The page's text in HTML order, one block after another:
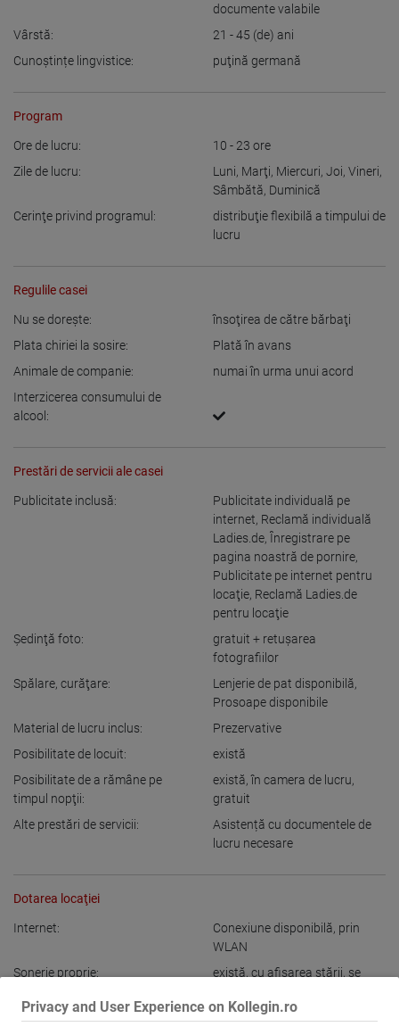
Privacy and User Experience on Kollegin.ro
documente valabile
Vârstă:
21 - 45 (de) ani
Cunoștințe lingvistice:
puţină germană
Program
Ore de lucru: 10 - 23 ore
Zile de lucru:
Luni, Marţi, Miercuri, Joi, Vineri,
Sâmbătă, Duminică
Cerinţe privind programul:
distribuţie flexibilă a timpului de
lucru
Regulile casei
Nu se doreşte:
însoţirea de către bărbaţi
Plata chiriei la sosire:
Plată în avans
Animale de companie:
numai în urma unui acord
Interzicerea consumului de
alcool:
Prestări de servicii ale casei
Publicitate inclusă:
Publicitate individuală pe
internet, Reclamă individuală
Ladies.de, Înregistrare pe
pagina noastră de pornire,
Publicitate pe internet pentru
locaţie, Reclamă Ladies.de
pentru locaţie
Şedinţă foto:
gratuit + retuşarea
fotografiilor
Spălare, curăţare:
Lenjerie de pat disponibilă,
Prosoape disponibile
Material de lucru inclus:
Prezervative
Posibilitate de locuit:
există
Posibilitate de a rămâne pe
timpul nopţii:
există,în camera de lucru,
gratuit
Alte prestări de servicii:
Asistență cu documentele de
lucru necesare
Dotarea locaţiei
Internet: Conexiune disponibilă, prin
WLAN
Sonerie proprie:
există, cu afişarea stării, se
Imagine la intrare: